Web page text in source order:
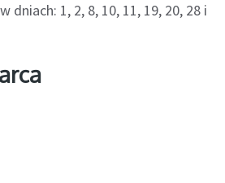
dniach: 1, 2, 8, 10, 11, 19, 20, 28 i